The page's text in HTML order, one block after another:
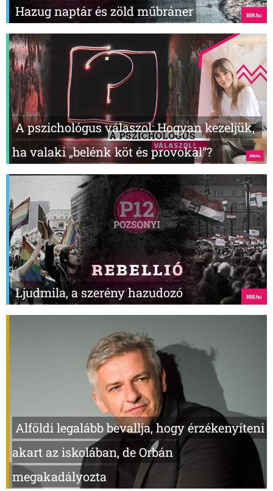
Hazug naptár és zöld műbráner
A pszichológus válaszol: Hogyan kezeljük,
ha valaki „belénk köt és provokál”?
Ljudmila, a szerény hazudozó
Alföldi legalább bevallja, hogy érzékenyíteni
akart az iskolában, de Orbán
megakadályozta